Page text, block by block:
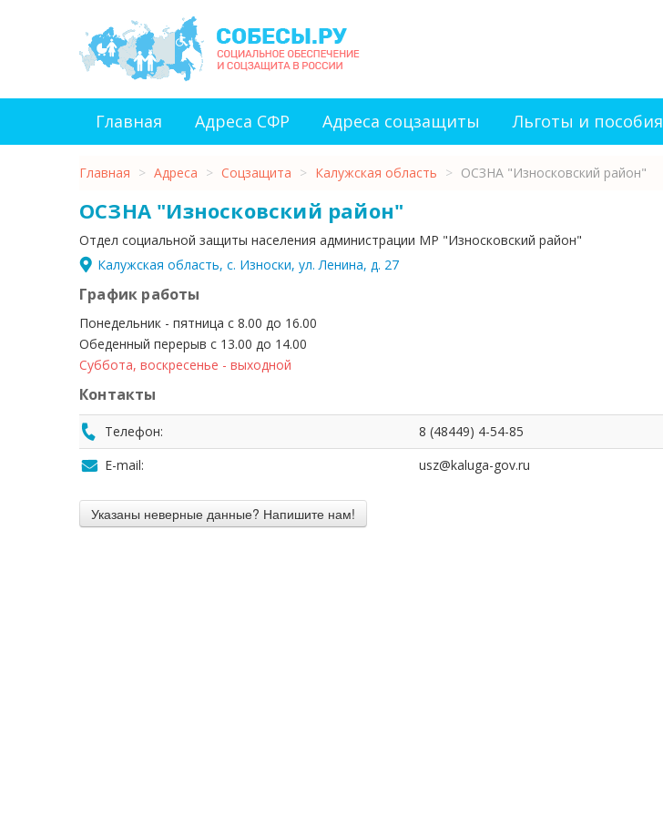
Главная Адреса СФР Адреса соцзащиты Льготы и пособия
Главная > Адреса > Соцзащита > Калужская область > ОСЗНА "Износковский район"
ОСЗНА "Износковский район"
Отдел социальной защиты населения администрации МР "Износковский район"
Калужская область, с. Износки, ул. Ленина, д. 27
График работы
Понедельник - пятница с 8.00 до 16.00
Обеденный перерыв с 13.00 до 14.00
Суббота, воскресенье - выходной
Контакты
Телефон:
8 (48449) 4-54-85
E-mail:
usz@kaluga-gov.ru